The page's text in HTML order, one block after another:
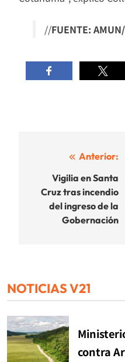
//FUENTE:
Navegación
entradas
Anterior:
Vigilia en Santa
Cruz tras incendio
del ingreso de la
Gobernación
NOTICIAS V21
contra